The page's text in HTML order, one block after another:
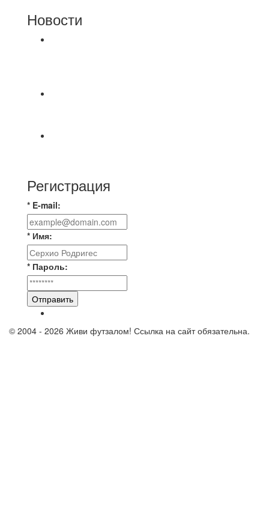
Новости
Регистрация
* E-mail:
* Имя:
* Пароль:
Отправить
© 2004 - 2026 Живи футзалом! Ссылка на сайт обязательна.